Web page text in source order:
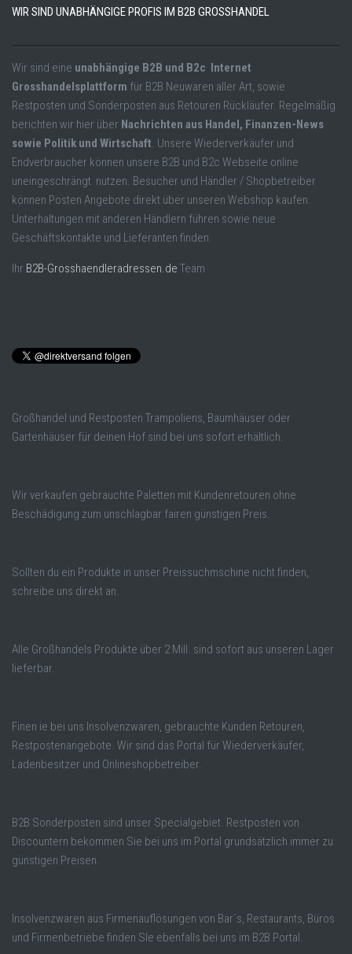
WIR SIND UNABHÄNGIGE PROFIS IM B2B GROSSHANDEL
Wir sind eine unabhängige B2B und B2c Internet
Grosshandelsplattform für B2B Neuwaren aller Art, sowie
Restposten und Sonderposten aus Retouren Rückläufer. Regelmäßig
berichten wir hier über Nachrichten aus Handel, Finanzen-News
sowie Politik und Wirtschaft. Unsere Wiederverkäufer und
Endverbraucher können unsere B2B und B2c Webseite online
uneingeschrängt nutzen. Besucher und Händler / Shopbetreiber
können Posten Angebote direkt über unseren Webshop kaufen.
Unterhaltungen mit anderen Händlern führen sowie neue
Geschäftskontakte und Lieferanten finden.
Ihr B2B-Grosshaendleradressen.de Team
Großhandel und Restposten Trampoliens, Baumhäuser oder
Gartenhäuser für deinen Hof sind bei uns sofort erhältlich.
Wir verkaufen gebrauchte Paletten mit Kundenretouren ohne
Beschädigung zum unschlagbar fairen günstigen Preis.
Sollten du ein Produkte in unser Preissuchmschine nicht finden,
schreibe uns direkt an.
Alle Großhandels Produkte über 2 Mill. sind sofort aus unseren Lager
lieferbar.
Finen ie bei uns Insolvenzwaren, gebrauchte Kunden Retouren,
Restpostenangebote. Wir sind das Portal für Wiederverkäufer,
Ladenbesitzer und Onlineshopbetreiber.
B2B Sonderposten sind unser Specialgebiet. Restposten von
Discountern bekommen Sie bei uns im Portal grundsätzlich immer zu
günstigen Preisen.
Insolvenzwaren aus Firmenauflösungen von Bar´s, Restaurants, Büros
und Firmenbetriebe finden SIe ebenfalls bei uns im B2B Portal.